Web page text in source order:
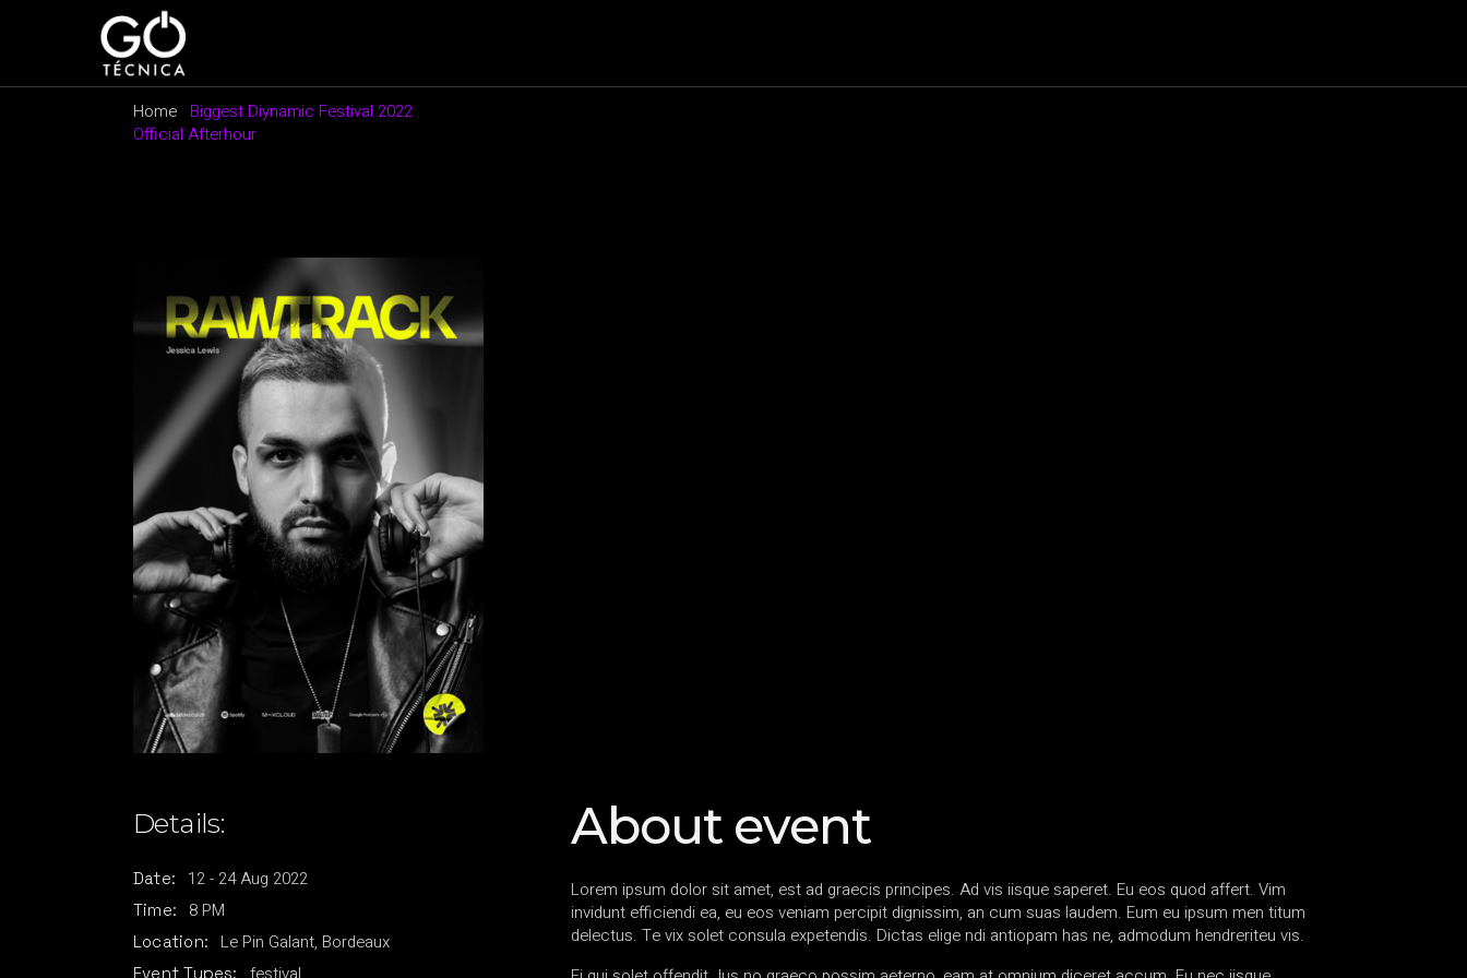
Home Biggest Diynamic Festival 2022
Official Afterhour
Details:
Date: 12- 24Aug 2022
Time: 8 PM
Location: Le Pin Galant, Bordeaux
Event Types:
About event
Lorem ipsum dolor sit amet, est ad graecis principes. Ad vis iisque saperet. Eu eos quod affert. Vim
invidunt efficiendi ea, eu eos veniam percipit dignissim, an cum suas laudem. Eum eu ipsum men titum
delectus. Te vix solet consula expetendis. Dictas elige ndi antiopam has ne, admodum hendreriteu vis.